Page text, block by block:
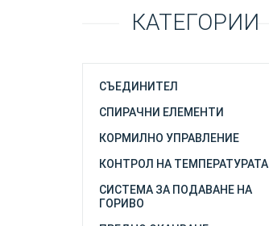
КАТЕГОРИИ
СЪЕДИНИТЕЛ
СПИРАЧНИ ЕЛЕМЕНТИ
КОРМИЛНО УПРАВЛЕНИЕ
КОНТРОЛ НА ТЕМПЕРАТУРАТА
СИСТЕМА ЗА ПОДАВАНЕ НА
ГОРИВО